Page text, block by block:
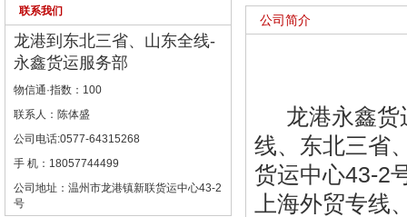
公司简介
龙港永鑫货
线、东北三省
货运中心43-2
上海外贸专
联系我们
龙港到东北三省、山东全线-
永鑫货运服务部
物信通·指数：100
联系人：陈体盛
公司电话:0577-64315268
手 机：18057744499
公司地址：温州市龙港镇新联货运中心43-2
号